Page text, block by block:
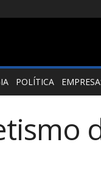
POLÍTICA